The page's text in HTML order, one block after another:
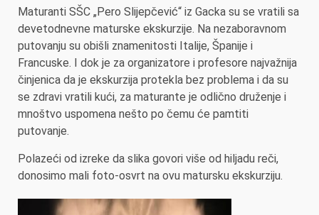
Maturanti SŠC „Pero Slijepčević“ iz Gacka su se vratili sa
devetodnevne maturske ekskurzije. Na nezaboravnom
putovanju su obišli znamenitosti Italije, Španije i
Francuske. I dok je za organizatore i profesore najvažnija
činjenica da je ekskurzija protekla bez problema i da su
se zdravi vratili kući, za maturante je odlično druženje i
mnoštvo uspomena nešto po čemu će pamtiti
putovanje.
Polazeći od izreke da slika govori više od hiljadu reči,
donosimo mali foto-osvrt na ovu matursku ekskurziju.